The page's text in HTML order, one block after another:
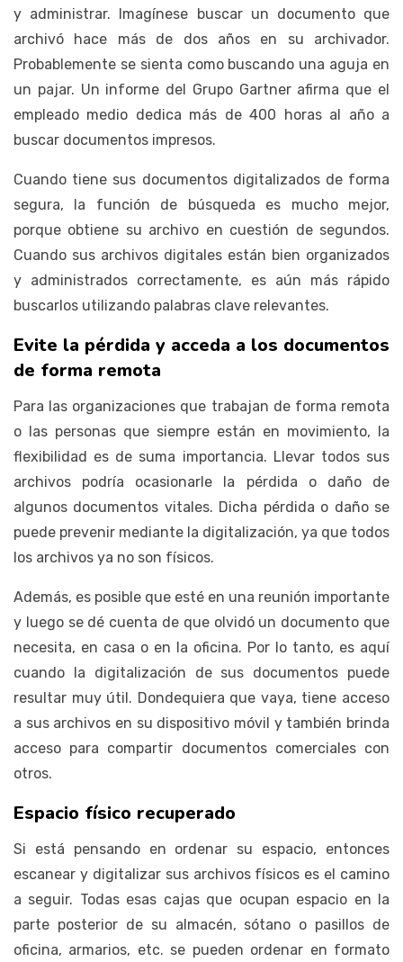
y administrar. Imagínese buscar un documento que
archivó hace más de dos años en su archivador.
Probablemente se sienta como buscando una aguja en
un pajar. Un informe del Grupo Gartner afirma que el
empleado medio dedica más de 400 horas al año a
buscar documentos impresos.
Cuando tiene sus documentos digitalizados de forma
segura, la función de búsqueda es mucho mejor,
porque obtiene su archivo en cuestión de segundos.
Cuando sus archivos digitales están bien organizados
y administrados correctamente, es aún más rápido
buscarlos utilizando palabras clave relevantes.
Evite la pérdida y acceda a los documentos
de forma remota
Para las organizaciones que trabajan de forma remota
o las personas que siempre están en movimiento, la
flexibilidad es de suma importancia. Llevar todos sus
archivos podría ocasionarle la pérdida o daño de
algunos documentos vitales. Dicha pérdida o daño se
puede prevenir mediante la digitalización, ya que todos
los archivos ya no son físicos.
Además, es posible que esté en una reunión importante
y luego se dé cuenta de que olvidó un documento que
necesita, en casa o en la oficina. Por lo tanto, es aquí
cuando la digitalización de sus documentos puede
resultar muy útil. Dondequiera que vaya, tiene acceso
a sus archivos en su dispositivo móvil y también brinda
acceso para compartir documentos comerciales con
otros.
Espacio físico recuperado
Si está pensando en ordenar su espacio, entonces
escanear y digitalizar sus archivos físicos es el camino
a seguir. Todas esas cajas que ocupan espacio en la
parte posterior de su almacén, sótano o pasillos de
oficina, armarios, etc. se pueden ordenar en formato